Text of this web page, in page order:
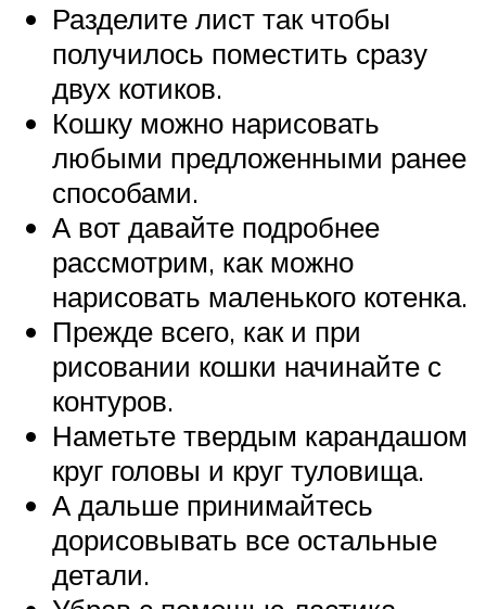
Разделите лист так чтобы
получилось поместить сразу
двух котиков.
Кошку можно нарисовать
любыми предложенными ранее
способами.
А вот давайте подробнее
рассмотрим, как можно
нарисовать маленького котенка.
Прежде всего, как и при
рисовании кошки начинайте с
контуров.
Наметьте твердым карандашом
круг головы и круг туловища.
А дальше принимайтесь
дорисовывать все остальные
детали.